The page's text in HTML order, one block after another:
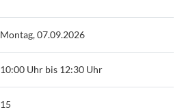
Montag, 07.09.2026
10:00 Uhr bis 12:30 Uhr
15